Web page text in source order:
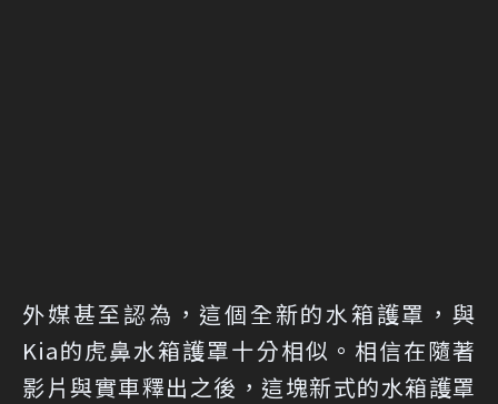
外媒甚至認為，這個全新的水箱護罩，與
Kia的虎鼻水箱護罩十分相似。相信在隨著
影片與實車釋出之後，這塊新式的水箱護罩